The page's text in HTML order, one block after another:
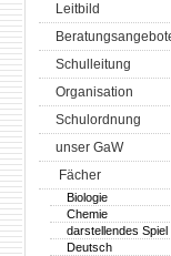
Leitbild
Schulleitung
Organisation
Schulordnung
unser GaW
Fächer
Biologie
Chemie
darstellendes Spiel
Deutsch